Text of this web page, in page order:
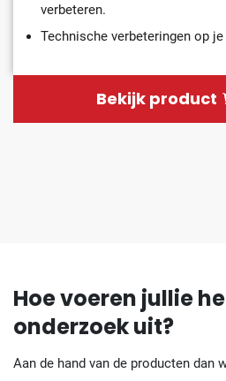
verbeteren.
Technische verbeteringen op je
Bekijk product
Hoe voeren jullie
onderzoek uit?
Aan de hand van de producten dan